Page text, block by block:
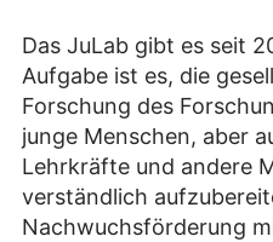
Das JuLab gibt es seit
Aufgabe ist es, die
Forschung des
junge Menschen, aber
Lehrkräfte und andere
verständlich
Nachwuchsförderung